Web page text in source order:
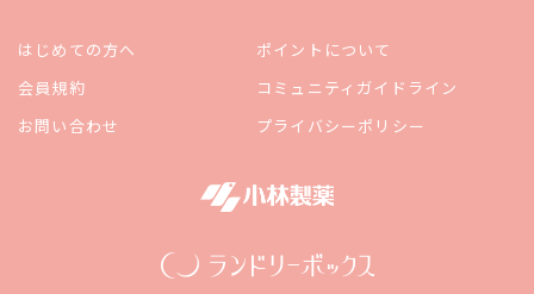
はじめての方へ
ポイントについて
会員規約
コミュニティガイドライン
お問い合わせ
プライバシーポリシー